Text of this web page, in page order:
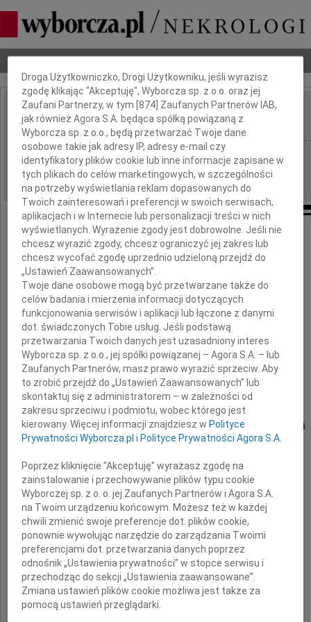
Nekrologi Odeszli Poradnik pogrzebowy
IMIĘ I NAZWISKO: Maria Kozierkiewicz
REGION: Warszawa
DATA EMISJI: 31.03.2010
Z wielkim smutkiem żegnamy drogą
Marię Kozierkiewicz
Ewo, Jurku, Rodzino
łączymy się z Wami w bólu z powodu śmierci
Ela Ciecierska z synem, synową i wnukami
Dbamy o Twoją prywatność
Droga Użytkowniczko, Drogi Użytkowniku, jeśli wyrazisz
zgodę klikając "Akceptuję", Wyborcza sp. z o.o. oraz jej
Zaufani Partnerzy, w tym [874 ] Zaufanych Partnerów IAB,
jak również Agora S.A. będąca spółką powiązaną z
Wyborcza sp. z o.o., będą przetwarzać Twoje dane
osobowe takie jak adresy IP, adresy e-mail czy
identyfikatory plików cookie lub inne informacje zapisane w
tych plikach do celów marketingowych, w szczególności
na potrzeby wyświetlania reklam dopasowanych do
Twoich zainteresowań i preferencji w swoich serwisach,
aplikacjach i w Internecie lub personalizacji treści w nich
wyświetlanych. Wyrażenie zgody jest dobrowolne. Jeśli nie
chcesz wyrazić zgody, chcesz ograniczyć jej zakres lub
chcesz wycofać zgodę uprzednio udzieloną przejdź do
„Ustawień Zaawansowanych”.
Twoje dane osobowe mogą być przetwarzane także do
celów badania i mierzenia informacji dotyczących
funkcjonowania serwisów i aplikacji lub łączone z danymi
dot. świadczonych Tobie usług. Jeśli podstawą
przetwarzania Twoich danych jest uzasadniony interes
Wyborcza sp. z o.o., jej spółki powiązanej – Agora S.A. – lub
Zaufanych Partnerów, masz prawo wyrazić sprzeciw. Aby
to zrobić przejdź do „Ustawień Zaawansowanych” lub
skontaktuj się z administratorem – w zależności od
zakresu sprzeciwu i podmiotu, wobec którego jest
kierowany. Więcej informacji znajdziesz w Polityce
Prywatności Wyborcza.pl i Polityce Prywatności Agora S.A.
Poprzez kliknięcie "Akceptuję" wyrażasz zgodę na
zainstalowanie i przechowywanie plików typu cookie
Wyborczej sp. z o. o. jej Zaufanych Partnerów i Agora S.A.
na Twoim urządzeniu końcowym. Możesz też w każdej
chwili zmienić swoje preferencje dot. plików cookie,
ponownie wywołując narzędzie do zarządzania Twoimi
preferencjami dot. przetwarzania danych poprzez
odnośnik „Ustawienia prywatności” w stopce serwisu i
przechodząc do sekcji „Ustawienia zaawansowane”.
Zmiana ustawień plików cookie możliwa jest także za
pomocą ustawień przeglądarki.